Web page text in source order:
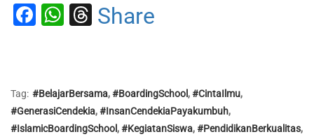
Facebook
WhatsApp
Threads
Share
Tag: #BelajarBersama,#BoardingSchool,#CintaIlmu,
#GenerasiCendekia,#InsanCendekiaPayakumbuh,
#IslamicBoardingSchool,#KegiatanSiswa,#PendidikanBerkualitas,